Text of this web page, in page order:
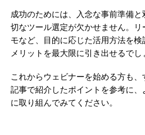
成功のためには、入念な事前準備
切なツール選定が欠かせません。
モなど、目的に応じた活用方法を
メリットを最大限に引き出せるでし
これからウェビナーを始める方も
記事で紹介したポイントを参考に
に取り組んでみてください。